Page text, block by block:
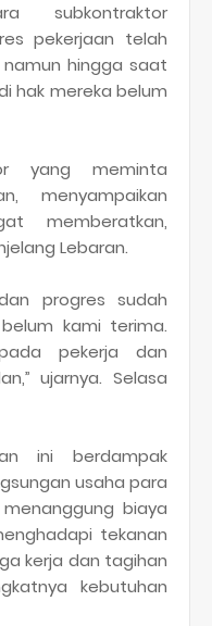
subkontraktor
pekerjaan telah
namun hingga saat
hak mereka belum
yang meminta
menyampaikan
memberatkan,
Lebaran.
progres sudah
kami terima.
pekerja dan
ujarnya. Selasa
ini berdampak
usaha para
biaya
tekanan
kerja dan tagihan
kebutuhan